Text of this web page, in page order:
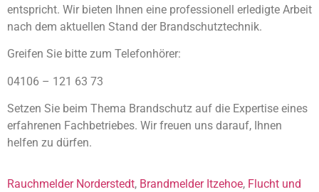
entspricht. Wir bieten Ihnen eine professionell erledigte Arbeit
nach dem aktuellen Stand der Brandschutztechnik.
Greifen Sie bitte zum Telefonhörer:
04106 – 121 63 73
Setzen Sie beim Thema Brandschutz auf die Expertise eines
erfahrenen Fachbetriebes. Wir freuen uns darauf, Ihnen
helfen zu dürfen.
Rauchmelder Norderstedt, Brandmelder Itzehoe, Flucht und